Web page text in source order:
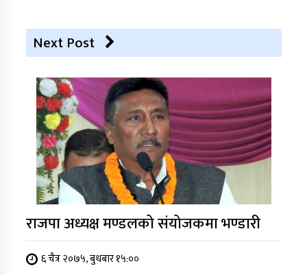
Next Post
राजपा अध्यक्ष मण्डलको संयोजकमा भण्डारी
६ चैत्र २०७५, बुधबार १५:००